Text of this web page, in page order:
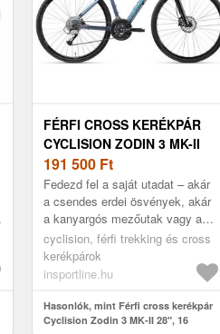
FÉRFI CROSS KERÉKPÁR
CYCLISION ZODIN 3 MK-II
28", 16 SEBESSÉGES
SHIMANO
VÁLTÓRENDSZER,
CHAOYANG MAKO SHARK
GUMIABRONCSOK,
SHIMANO MECHANIKUS
TÁRCSAFÉK
191 500 Ft
Fedezd fel a saját utadat – akár
a csendes erdei ösvények, akár
a kanyargós mezőutak vagy a
nyüzsgő városi utcák vonzanak,
a Cyclision Zodin 3 MK-I...
cyclision, férfi trekking és cross
kerékpárok
insportline.hu
Hasonlók, mint Férfi cross kerékpár
Cyclision Zodin 3 MK-II 28", 16